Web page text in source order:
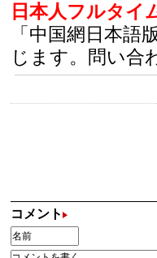
日本人フルタイ
「中国網日本
じます。問い合
コメント